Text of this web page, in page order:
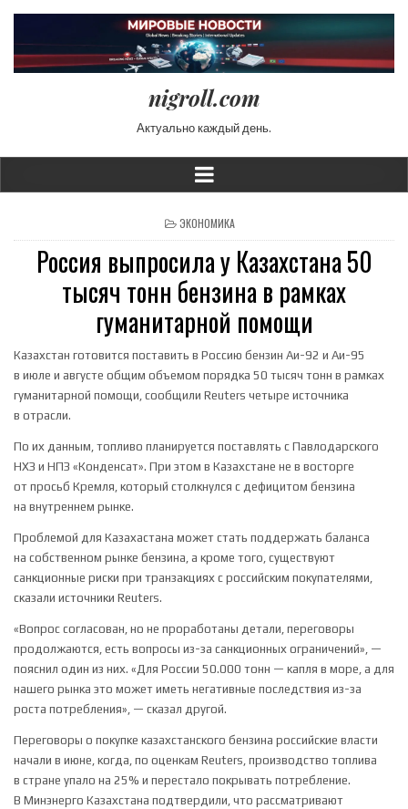
nigroll.com
Актуально каждый день.
POSTED IN
ЭКОНОМИКА
Россия выпросила у Казахстана 50
тысяч тонн бензина в рамках
гуманитарной помощи
Казахстан готовится поставить в Россию бензин Аи-92 и Аи-95
в июле и августе общим объемом порядка 50 тысяч тонн в рамках
гуманитарной помощи, сообщили Reuters четыре источника
в отрасли.
По их данным, топливо планируется поставлять с ‌Павлодарского
НХЗ и НПЗ «Конденсат». При этом в Казахстане не в восторге
от просьб Кремля, который столкнулся с дефицитом бензина
на внутреннем рынке.
Проблемой для Казахастана может стать поддержать баланса
на собственном рынке бензина, а кроме того, существуют
санкционные риски при транзакциях с российским покупателями,
сказали источники Reuters.
«Вопрос согласован, но не проработаны детали, переговоры
продолжаются, есть вопросы из-за санкционных ограничений», —
пояснил один из них. «Для России 50.000 тонн — капля в море, а для
нашего рынка это может иметь негативные последствия из-за
роста потребления», — сказал другой.
Переговоры о покупке казахстанского бензина российские власти
начали в июне, когда, по оценкам Reuters, производство топлива
в стране упало на 25% и перестало покрывать потребление.
В Минэнерго Казахстана подтвердили, что рассматривают